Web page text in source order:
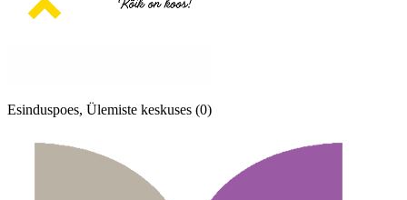
Esinduspoes, Ülemiste keskuses (0)